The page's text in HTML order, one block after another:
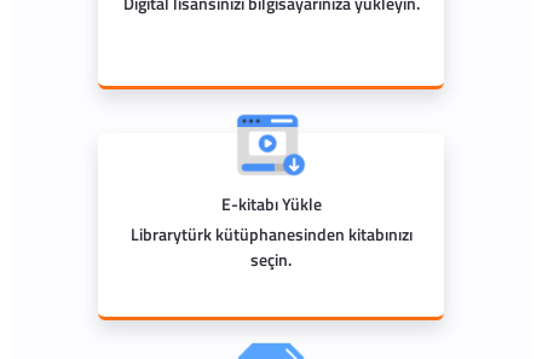
E-kitabı Yükle
Librarytürk kütüphanesinden kitabınızı
seçin.